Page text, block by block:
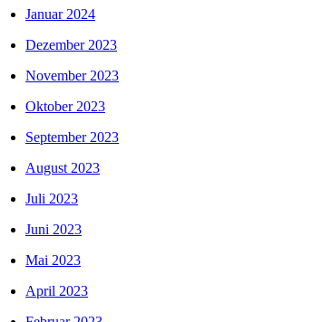
Januar 2024
Dezember 2023
November 2023
Oktober 2023
September 2023
August 2023
Juli 2023
Juni 2023
Mai 2023
April 2023